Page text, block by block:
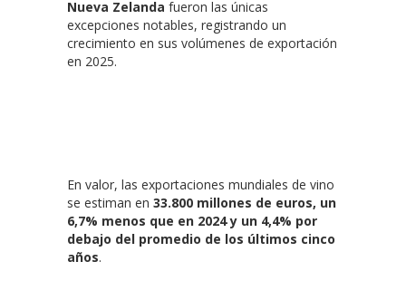
Nueva Zelanda fueron las únicas
excepciones notables, registrando un
crecimiento en sus volúmenes de exportación
en 2025.
En valor, las exportaciones mundiales de vino
se estiman en 33.800 millones de euros, un
6,7% menos que en 2024 y un 4,4% por
debajo del promedio de los últimos cinco
años.